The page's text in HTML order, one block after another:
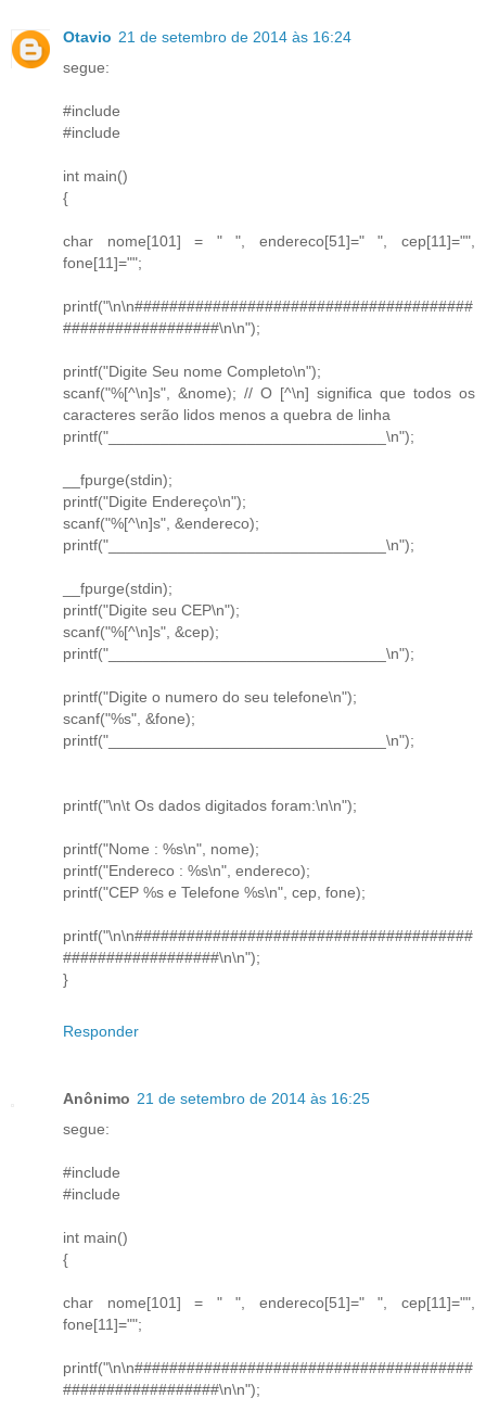
Otavio 21 de setembro de 2014 às 16:24
segue:
#include
#include
int main()
{
char nome[101] = " ", endereco[51]=" ", cep[11]="",
fone[11]="";
printf("\n\n#######################################
##################\n\n");
printf("Digite Seu nome Completo\n");
scanf("%[^\n]s", &nome); // O [^\n] significa que todos os
caracteres serão lidos menos a quebra de linha
printf("________________________________\n");
__fpurge(stdin);
printf("Digite Endereço\n");
scanf("%[^\n]s", &endereco);
printf("________________________________\n");
__fpurge(stdin);
printf("Digite seu CEP\n");
scanf("%[^\n]s", &cep);
printf("________________________________\n");
printf("Digite o numero do seu telefone\n");
scanf("%s", &fone);
printf("________________________________\n");
printf("\n\t Os dados digitados foram:\n\n");
printf("Nome : %s\n", nome);
printf("Endereco : %s\n", endereco);
printf("CEP %s e Telefone %s\n", cep, fone);
printf("\n\n#######################################
##################\n\n");
}
Responder
Anônimo 21 de setembro de 2014 às 16:25
segue:
#include
#include
int main()
{
char nome[101] = " ", endereco[51]=" ", cep[11]="",
fone[11]="";
printf("\n\n#######################################
##################\n\n");